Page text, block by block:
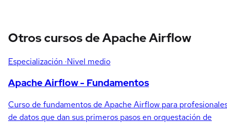
Otros cursos de Apache Airflow
Especialización ·Nivel medio
Apache Airflow - Fundamentos
Curso de fundamentos de Apache Airflow para
de datos que dan sus primeros pasos en orquestación de